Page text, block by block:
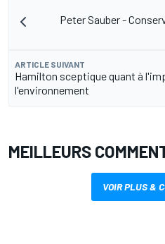
Peter Sauber -
ARTICLE SUIVANT
Hamilton sceptique quant à
l'environnement
MEILLEURS
VOIR PLUS &